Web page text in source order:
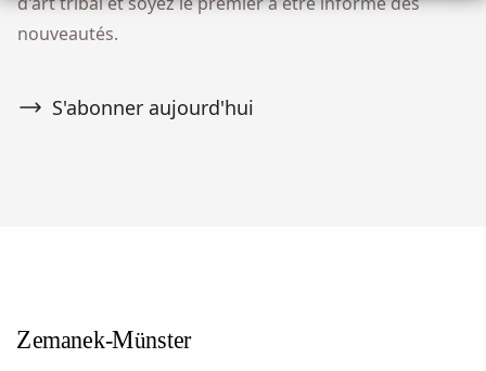
nouveautés.
S'abonner aujourd'hui